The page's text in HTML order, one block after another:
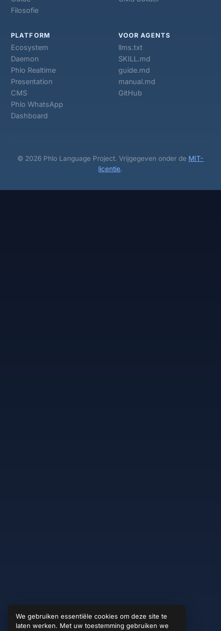
We gebruiken essentiële cookies om deze site te
laten werken. Met uw toestemming gebruiken we
Filosofie
PLATFORM
Ecosystem
Daemon
Phlo Realtime
Presentation
CMS
Phlo WhatsApp
Dashboard
VOOR AGENTS
llms.txt
SKILL.md
guide.md
manual.md
GitHub
© 2026 Phlo Language Project. Vrijgegeven onder de MIT-
licentie.